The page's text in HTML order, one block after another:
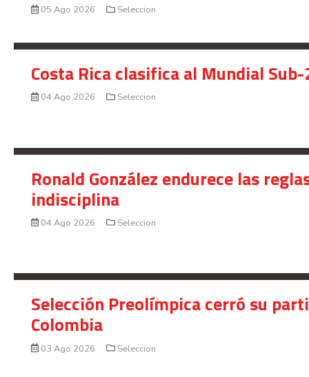
05 Ago 2026 Seleccion
Costa Rica clasifica al Mundial
04 Ago 2026 Seleccion
Ronald González endurece las
indisciplina
04 Ago 2026 Seleccion
Selección Preolímpica cerró su
Colombia
03 Ago 2026 Seleccion